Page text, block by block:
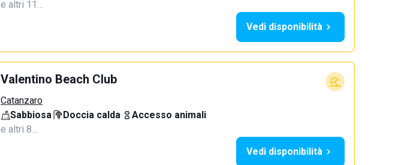
e altri 11…
Vedi disponibilità
Valentino Beach Club
Catanzaro
Sabbiosa· Doccia calda· Accesso animali·
e altri 8…
Vedi disponibilità